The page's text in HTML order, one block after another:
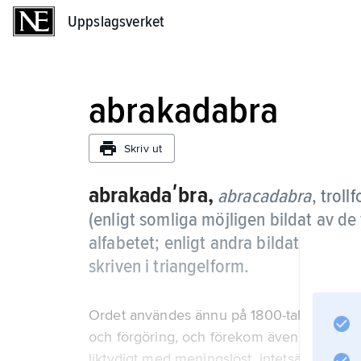
Uppslagsverket
abrakadabra
Skriv ut
abrakadaʹbra, abracadabra,
(enligt somliga möjligen bildat av
alfabetet; enligt andra bildat till
skriven i triangelform.
Ordet användes ännu på 1800-talet i
och förgöring, och förekom även som